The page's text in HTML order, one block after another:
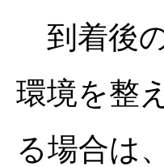
到着後
環境を整
る場合は